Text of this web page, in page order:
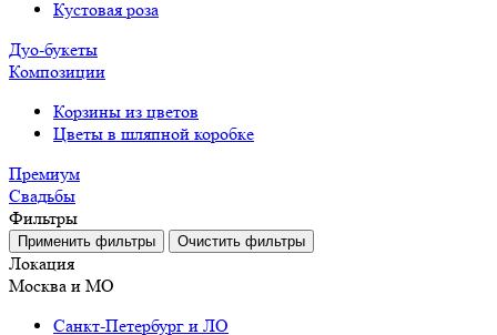
Кустовая роза
Дуо-букеты
Композиции
Корзины из цветов
Цветы в шляпной коробке
Премиум
Свадьбы
Фильтры
Локация
Москва и МО
Санкт-Петербург и ЛО